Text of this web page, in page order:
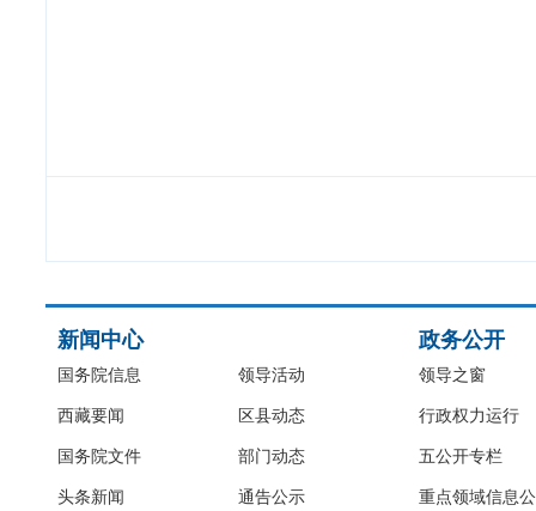
新闻中心
国务院信息
西藏要闻
国务院文件
头条新闻
领导活动
区县动态
部门动态
通告公示
政务公开
领导之窗
行政权力运行
五公开专栏
重点领域信息